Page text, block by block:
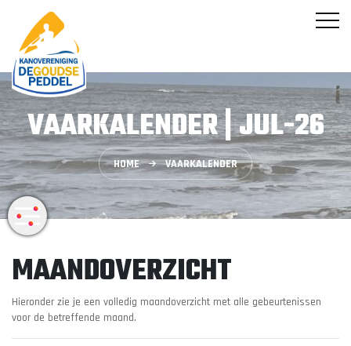
VAARKALENDER | JUL-26
HOME VAARKALENDER
MAANDOVERZICHT
Hieronder zie je een volledig maandoverzicht met alle gebeurtenissen
voor de betreffende maand.